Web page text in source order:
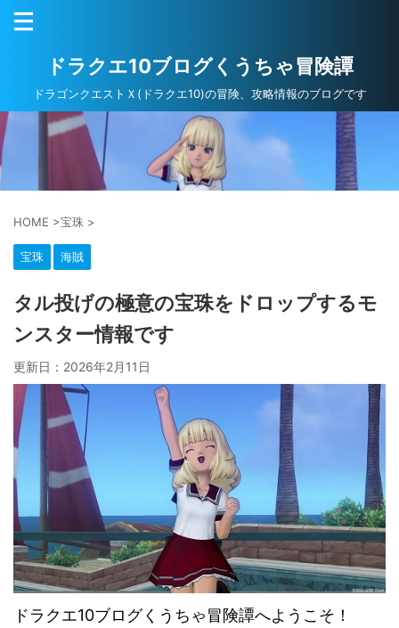
ドラクエ10ブログくうちゃ冒険譚
ドラゴンクエストＸ(ドラクエ10)の冒険、攻略情報のブログです
HOME >宝珠 >
宝珠 海賊
タル投げの極意の宝珠をドロップするモ
ンスター情報です
更新日： 2026年2月11日
ドラクエ10ブログくうちゃ冒険譚へようこそ！